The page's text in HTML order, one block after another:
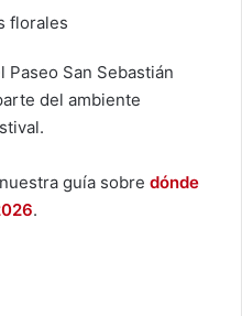
florales
Paseo San Sebastián
del ambiente
guía sobre dónde
.